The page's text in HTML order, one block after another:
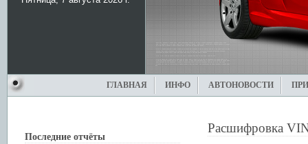
ГЛАВНАЯ ИНФО АВТОНОВОСТИ
Последние отчёты
Расшифровка